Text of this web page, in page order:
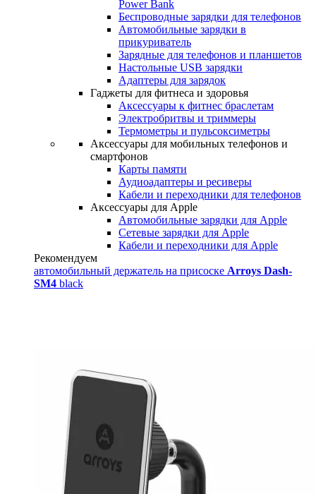
Power Bank
Беспроводные зарядки для телефонов
Автомобильные зарядки в
прикуриватель
Зарядные для телефонов и планшетов
Настольные USB зарядки
Адаптеры для зарядок
Гаджеты для фитнеса и здоровья
Аксессуары к фитнес браслетам
Электробритвы и триммеры
Термометры и пульсоксиметры
Аксессуары для мобильных телефонов и
смартфонов
Карты памяти
Аудиоадаптеры и ресиверы
Кабели и переходники для телефонов
Аксессуары для Apple
Автомобильные зарядки для Apple
Сетевые зарядки для Apple
Кабели и переходники для Apple
Рекомендуем
автомобильный держатель на присоске Arroys Dash-
SM4 black